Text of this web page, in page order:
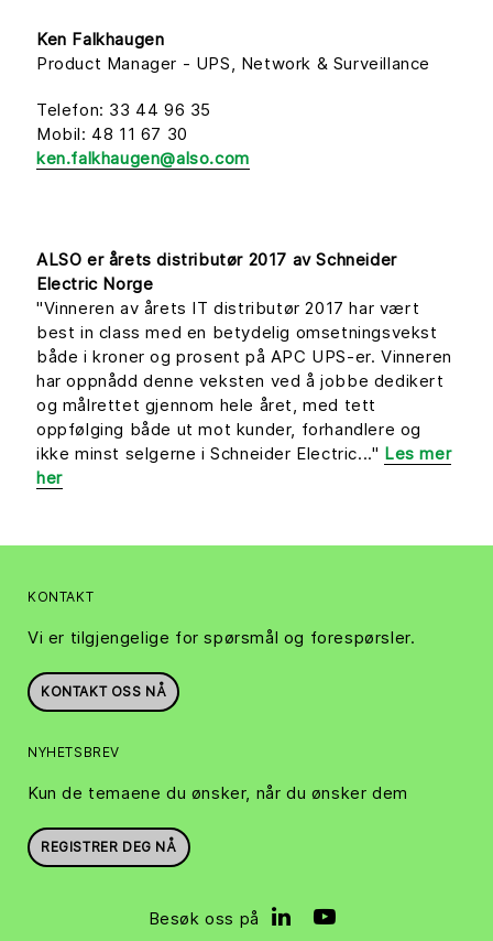
Ken Falkhaugen
Product Manager - UPS, Network & Surveillance
Telefon: 33 44 96 35
Mobil: 48 11 67 30
ken.falkhaugen@also.com
ALSO er årets distributør 2017 av Schneider
Electric Norge
"Vinneren av årets IT distributør 2017 har vært
best in class med en betydelig omsetningsvekst
både i kroner og prosent på APC UPS-er. Vinneren
har oppnådd denne veksten ved å jobbe dedikert
og målrettet gjennom hele året, med tett
oppfølging både ut mot kunder, forhandlere og
ikke minst selgerne i Schneider Electric..." Les mer
her
KONTAKT
Vi er tilgjengelige for spørsmål og forespørsler.
KONTAKT OSS NÅ
NYHETSBREV
Kun de temaene du ønsker, når du ønsker dem
REGISTRER DEG NÅ
Besøk oss på